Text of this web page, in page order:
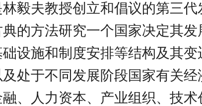
毅夫教授创立和倡议的第三代
的方法研究一个国家决定其发
设施和制度安排等结构及其变
处于不同发展阶段国家有关经
、人力资本、产业组织、技术